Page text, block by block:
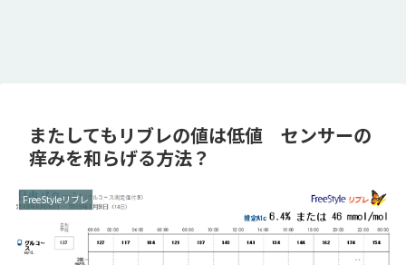
またしてもリブレの値は低値 センサーの
痒みを和らげる方法？
FreeStyleリブレ